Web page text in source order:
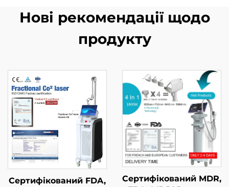
Нові рекомендації щодо
продукту
Сертифікований FDA,
Сертифікований MDR,